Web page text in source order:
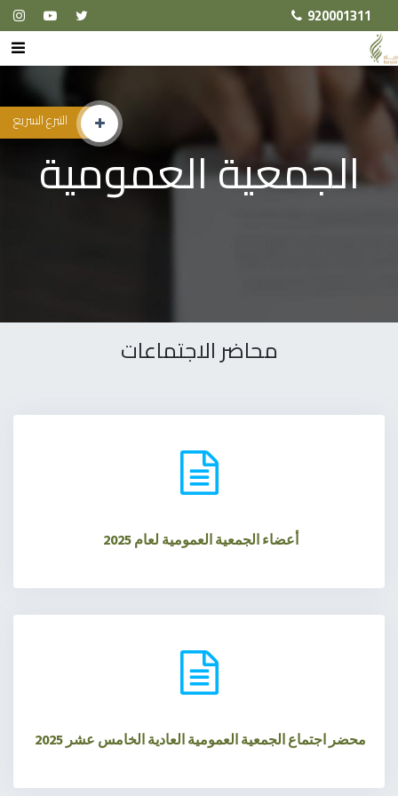
920001311
التبرع السريع
الجمعية العمومية
محاضر الاجتماعات
أعضاء الجمعية العمومية لعام 2025
محضر اجتماع الجمعية العمومية العادية الخامس عشر 2025